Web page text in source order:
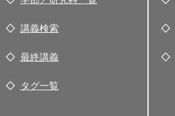
講義検索
最終講義
タグ一覧